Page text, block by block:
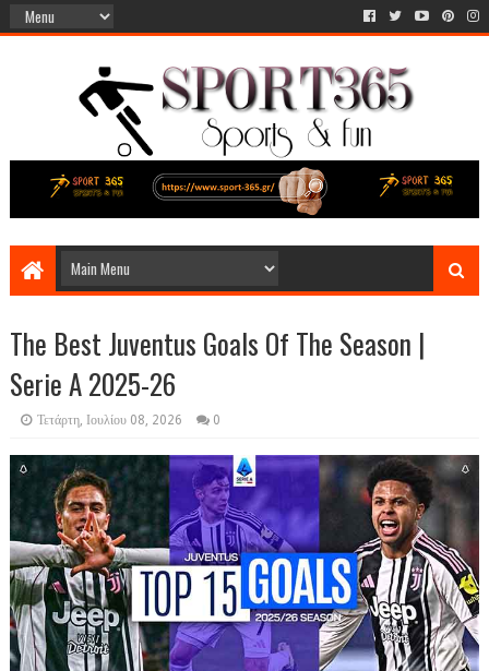
The Best Juventus Goals Of The Season |
Serie A 2025-26
Τετάρτη, Ιουλίου 08, 2026 0